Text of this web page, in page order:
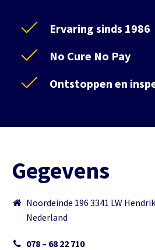
Ervaring sinds 1986
No Cure No Pay
Ontstoppen en
Gegevens
Noordeinde 196 3341 LW
Nederland
078 – 68 22 710